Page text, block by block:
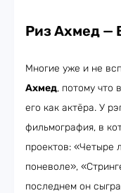
Риз Ахмед —
Многие уже и не
Ахмед, потому что
его как актёра. У
фильмография, в
проектов: «Четыре
поневоле»,
последнем он